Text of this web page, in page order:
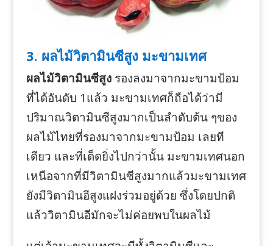
3. ผลไม้วิตามินซีสูง มะขามเทศ
ผลไม้วิตามินซีสูงรองลงมาจากมะขามป้อม
ที่ได้อันดับ 1แล้ว มะขามเทศก็ถือได้ว่ามี
ปริมาณวิตามินซีสูงมากเป็นลำดับต้น ๆของ
ผลไม้ไทยที่รองมาจากมะขามป้อม เลยที
เดียว และที่เด็ดยิ่งไปกว่านั้น มะขามเทศนอก
เหนือจากที่มีวิตามินซีสูงมากแล้วมะขามเทศ
ยังมีวิตามินอีสูงแฝงร่วมอยู่ด้วย ซึ่งโดยปกติ
แล้ววิตามินอีมักจะไม่ค่อยพบในผลไม้